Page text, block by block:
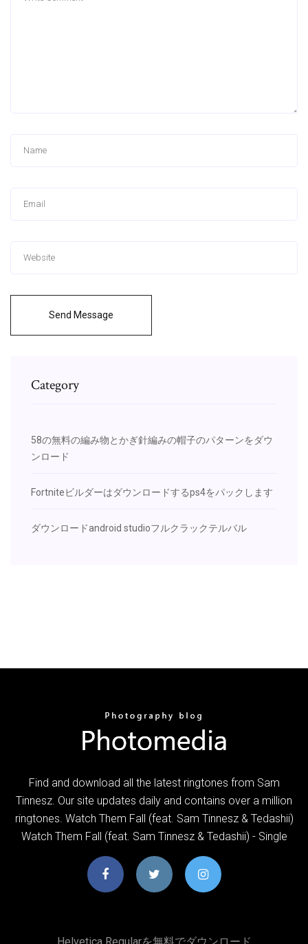
Send Message
Category
58の無料の編み物とかぎ針編みの帽子のパターンをダウ
ンロード
Fortniteビルダーはダウンロードするps4をパックします
ダウンロードandroid studioフルクラックテルバル
Find and download all the latest ringtones from Sam
Tinnesz. Our site updates daily and contains over a million
ringtones. Watch Them Fall (feat. Sam Tinnesz & Tedashii)
Watch Them Fall (feat. Sam Tinnesz & Tedashii) - Single